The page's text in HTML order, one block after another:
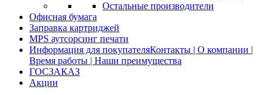
Остальные производители
Офисная бумага
Заправка картриджей
MPS аутсорсинг печати
Информация для покупателяКонтакты | О компании |
Время работы | Наши преимущества
ГОСЗАКАЗ
Акции